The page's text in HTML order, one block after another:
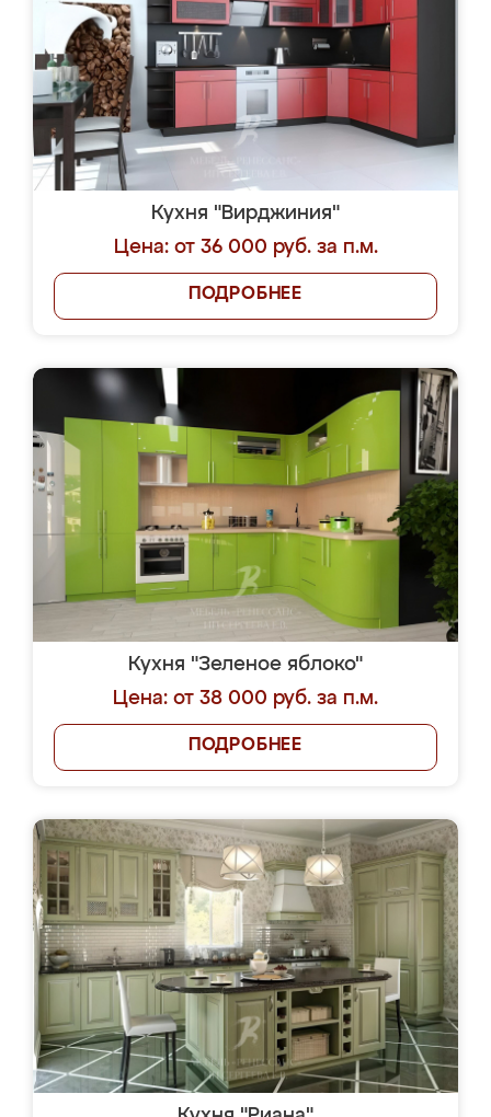
Кухня "Вирджиния"
Цена: от 36 000 руб. за п.м.
ПОДРОБНЕЕ
Кухня "Зеленое яблоко"
Цена: от 38 000 руб. за п.м.
ПОДРОБНЕЕ